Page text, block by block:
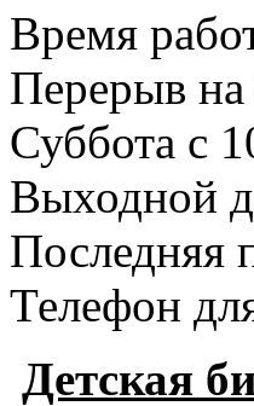
Время
Перерыв на
Суббота с
Выходной
Последняя
Телефон
Детская